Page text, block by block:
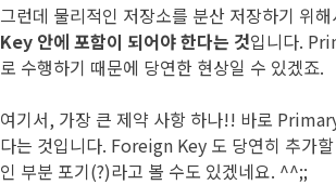
그런데 물리적인 저장소를 분산 저장하기 위
Key 안에 포함이 되어야 한다는 것입니다.
로 수행하기 때문에 당연한 현상일 수 있겠죠.
여기서, 가장 큰 제약 사항 하나!! 바로
다는 것입니다. Foreign Key 도 당연히 추가
인 부분 포기(?)라고 볼 수도 있겠네요. ^^;;